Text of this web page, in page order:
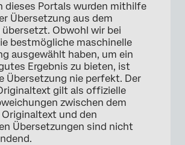
dieses Portals wurden mithilfe
Übersetzung aus dem
übersetzt. Obwohl wir bei
bestmögliche maschinelle
ausgewählt haben, um ein
Ergebnis zu bieten, ist
Übersetzung nie perfekt. Der
gilt als offizielle
zwischen dem
und den
Übersetzungen sind nicht